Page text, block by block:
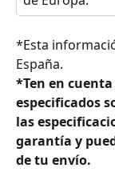
*Esta
España.
*Ten en
especificados
las
garantía y
de tu envío.